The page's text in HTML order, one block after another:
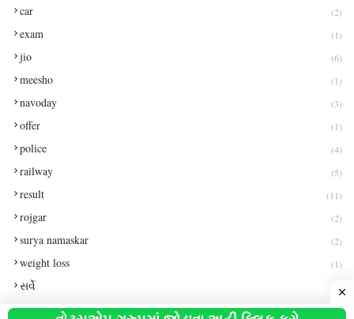
car (2)
exam (1)
jio (6)
meesho (1)
navoday (3)
offer (1)
police (4)
railway (5)
result (11)
rojgar (2)
surya namaskar (2)
weight loss (1)
સર્વે (1)